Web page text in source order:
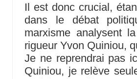
Il est donc crucial,
dans le débat
marxisme analysent
rigueur Yvon Quiniou,
Je ne reprendrai pas
Quiniou, je relève